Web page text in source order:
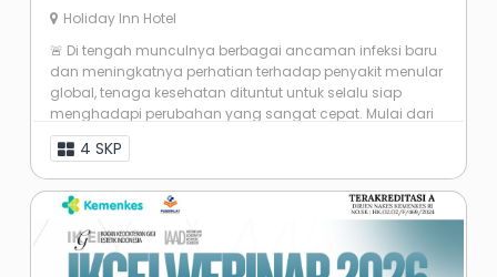
Holiday Inn Hotel
🚨 Di tengah munculnya berbagai ancaman infeksi baru
dan meningkatnya perhatian terhadap penyakit menular
global, tenaga kesehatan dituntut untuk selalu siap
menghadapi perubahan yang sangat cepat. Mulai dari
vaccine hesitancy, update vaksin ...
4 SKP